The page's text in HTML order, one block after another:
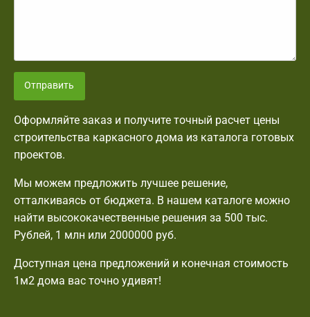
Отправить
Оформляйте заказ и получите точный расчет цены
строительства каркасного дома из каталога готовых
проектов.
Мы можем предложить лучшее решение,
отталкиваясь от бюджета. В нашем каталоге можно
найти высококачественные решения за 500 тыс.
Рублей, 1 млн или 2000000 руб.
Доступная цена предложений и конечная стоимость
1м2 дома вас точно удивят!